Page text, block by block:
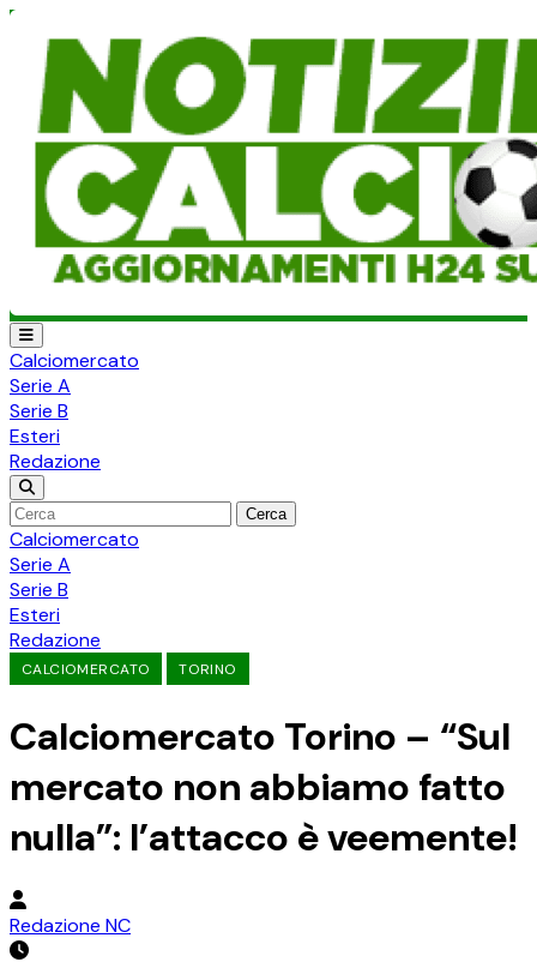
Calciomercato
Serie A
Serie B
Esteri
Redazione
Cerca
Calciomercato
Serie A
Serie B
Esteri
Redazione
CALCIOMERCATO TORINO
Calciomercato Torino – “Sul
mercato non abbiamo fatto
nulla”: l’attacco è veemente!
Redazione NC